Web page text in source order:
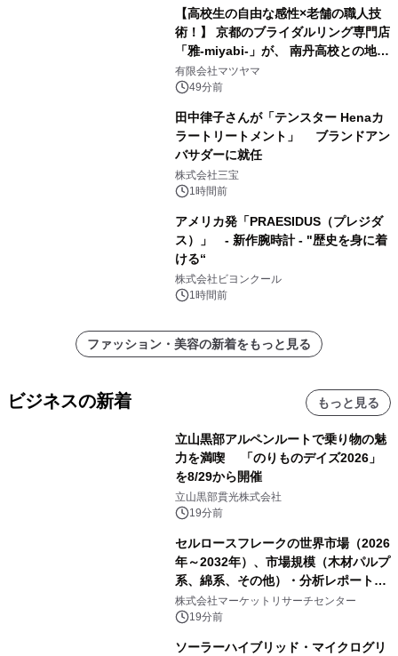
【高校生の自由な感性×老舗の職人技
術！】 京都のブライダルリング専門店
「雅-miyabi-」が、 南丹高校との地域
共創から生まれた 特別な結婚指輪・婚
約指輪「幾重 -ikue-」「宮美 -
miyabi-」を 令和8年8月8日に新発
売！
有限会社マツヤマ
49分前
田中律子さんが「テンスター Henaカ
ラートリートメント」 ブランドアン
バサダーに就任
株式会社三宝
1時間前
アメリカ発「PRAESIDUS（プレジダ
ス）」 - 新作腕時計 - "歴史を身に着
ける“
株式会社ビヨンクール
1時間前
ファッション・美容の新着をもっと見る
ビジネスの新着 もっと見る
立山黒部アルペンルートで乗り物の魅
力を満喫 「のりものデイズ2026」
を8/29から開催
立山黒部貫光株式会社
19分前
セルロースフレークの世界市場（2026
年～2032年）、市場規模（木材パルプ
系、綿系、その他）・分析レポートを
発表
株式会社マーケットリサーチセンター
19分前
ソーラーハイブリッド・マイクログリ